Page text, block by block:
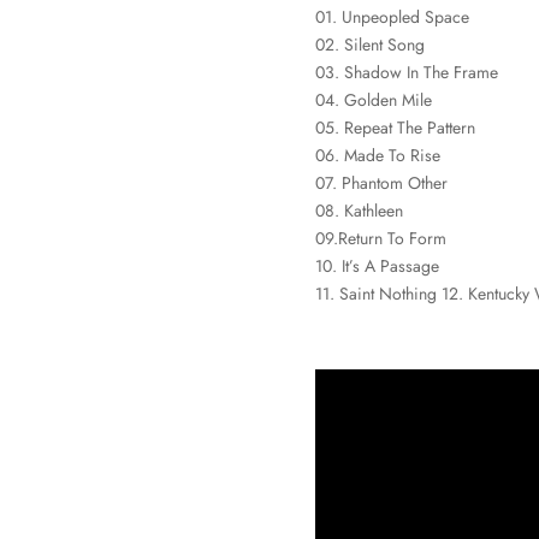
01. Unpeopled Space
02. Silent Song
03. Shadow In The Frame
04. Golden Mile
05. Repeat The Pattern
06. Made To Rise
07. Phantom Other
08. Kathleen
09.Return To Form
10. It’s A Passage
11. Saint Nothing 12. Kentucky